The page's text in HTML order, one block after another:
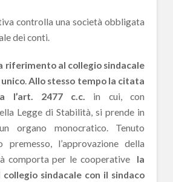
controlla una società obbligata
dei conti.
riferimento al collegio sindacale
unico.Allo stesso tempo la citata
l’art. 2477 c.c. in cui, con
Legge di Stabilità, si prende in
organo monocratico. Tenuto
l’approvazione della
comporta per le cooperative la
sindacale con il sindaco